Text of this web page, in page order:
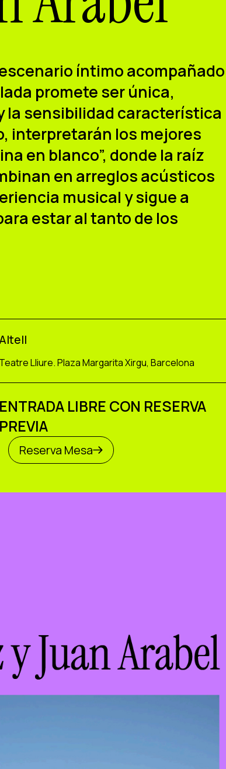
íntimo acompañado
promete ser única,
la sensibilidad característica
interpretarán los mejores
en blanco”, donde la raíz
en arreglos acústicos
musical y sigue a
estar al tanto de los
Teatre Lliure. Plaza Margarita Xirgu, Barcelona
ENTRADA LIBRE CON RESERVA
PREVIA
Reserva Mesa